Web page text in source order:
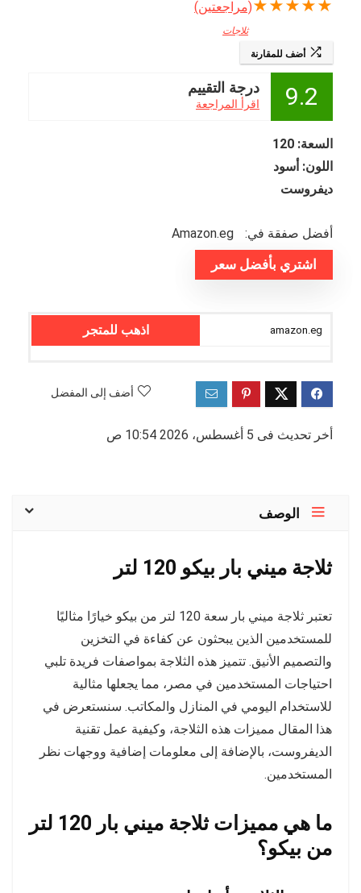
★
★
★
★
★(مراجعتين)
ثلاجات
أضف للمقارنة
9.2 درجة التقييم
اقرأ المراجعة
السعة: 120
اللون: أسود
ديفروست
أفضل صفقة في: amazon.eg
اشتري بأفضل سعر
اذهب للمتجر
أضف إلى المفضل
أخر تحديث فى 5 أغسطس، 2026 10:54 ص
الوصف
ثلاجة ميني بار بيكو 120 لتر
تعتبر ثلاجة ميني بار سعة 120 لتر من بيكو خيارًا مثاليًا
للمستخدمين الذين يبحثون عن كفاءة في التخزين
والتصميم الأنيق. تتميز هذه الثلاجة بمواصفات فريدة تلبي
احتياجات المستخدمين في مصر، مما يجعلها مثالية
للاستخدام اليومي في المنازل والمكاتب. سنستعرض في
هذا المقال مميزات هذه الثلاجة، وكيفية عمل تقنية
الديفروست، بالإضافة إلى معلومات إضافية ووجهات نظر
المستخدمين.
ما هي مميزات ثلاجة ميني بار 120 لتر
من بيكو؟